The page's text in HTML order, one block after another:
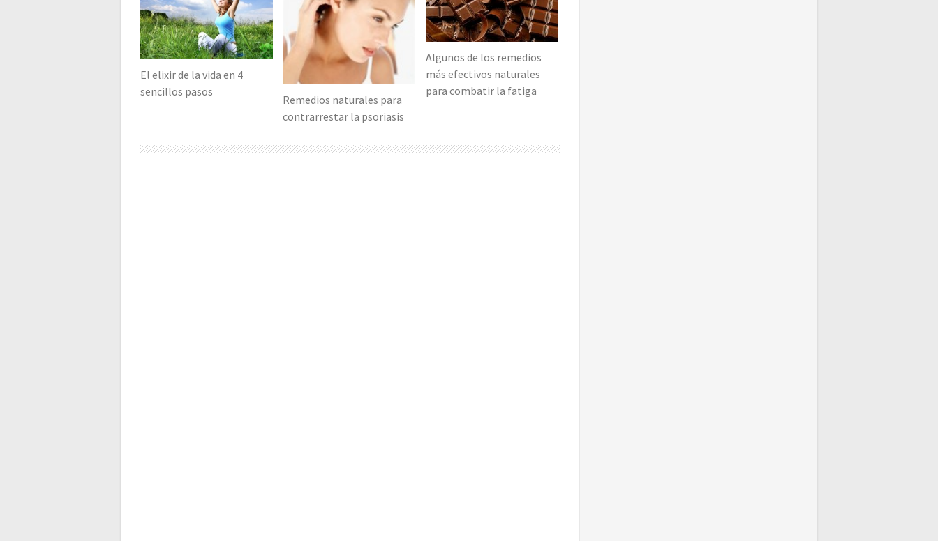
El elixir de la vida en 4
sencillos pasos
Remedios naturales para
contrarrestar la psoriasis
Algunos de los remedios
más efectivos naturales
para combatir la fatiga